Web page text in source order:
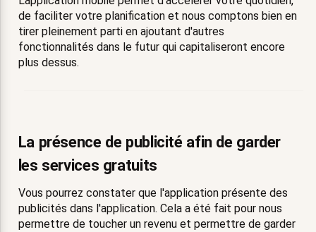
de faciliter votre planification et nous comptons bien en
tirer pleinement parti en ajoutant d'autres
fonctionnalités dans le futur qui capitaliseront encore
plus dessus.
La présence de publicité afin de garder
les services gratuits
Vous pourrez constater que l'application présente des
publicités dans l'application. Cela a été fait pour nous
permettre de toucher un revenu et permettre de garder